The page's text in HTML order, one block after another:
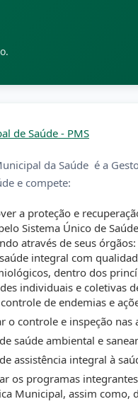
de Saúde - PMS
da Saúde é a
e compete:
a proteção e
Sistema Único de
através de seus
integral com
dentro dos
individuais e coletivas
de endemias e
o controle e inspeção
saúde ambiental e
assistência integral à
os programas
Municipal, assim como,